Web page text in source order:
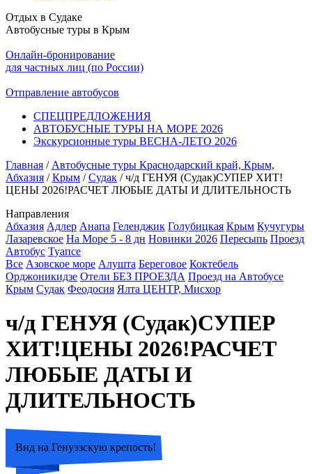
Отдых в Судаке
Автобусные туры в Крым
Онлайн-бронирование
для частных лиц (по России)
Отправление автобусов
СПЕЦПРЕДЛОЖЕНИЯ
АВТОБУСНЫЕ ТУРЫ НА МОРЕ 2026
Экскурсионные туры ВЕСНА-ЛЕТО 2026
Главная / Автобусные туры Краснодарский край, Крым,
Абхазия /Крым /Судак /ч/д ГЕНУЯ (Судак)СУПЕР ХИТ!
ЦЕНЫ 2026!РАСЧЕТ ЛЮБЫЕ ДАТЫ И ДЛИТЕЛЬНОСТЬ
Направления
Абхазия Адлер Анапа Геленджик Голубицкая Крым Кучугуры
Лазаревское На Море 5 - 8 дн Новинки 2026 Пересыпь Проезд
Автобус Туапсе
Все Азовское море Алушта Береговое Коктебель
Орджоникидзе Отели БЕЗ ПРОЕЗДА Проезд на Автобусе
Крым Судак Феодосия Ялта ЦЕНТР, Мисхор
ч/д ГЕНУЯ (Судак)СУПЕР
ХИТ!ЦЕНЫ 2026!РАСЧЕТ
ЛЮБЫЕ ДАТЫ И
ДЛИТЕЛЬНОСТЬ
Вид на Генуэзскую крепость!